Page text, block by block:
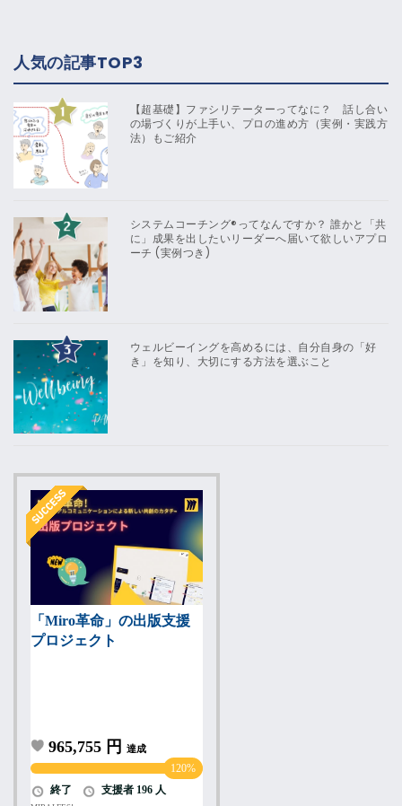
人気の記事TOP3
【超基礎】ファシリテーターってなに？ 話し合い
の場づくりが上手い、プロの進め方（実例・実践方
法）もご紹介
システムコーチング®ってなんですか？ 誰かと「共
に」成果を出したいリーダーへ届いて欲しいアプロ
ーチ (実例つき)
ウェルビーイングを高めるには、自分自身の「好
き」を知り、大切にする方法を選ぶこと